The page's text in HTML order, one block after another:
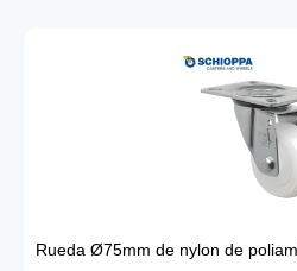
Rueda Ø75mm de nylon de